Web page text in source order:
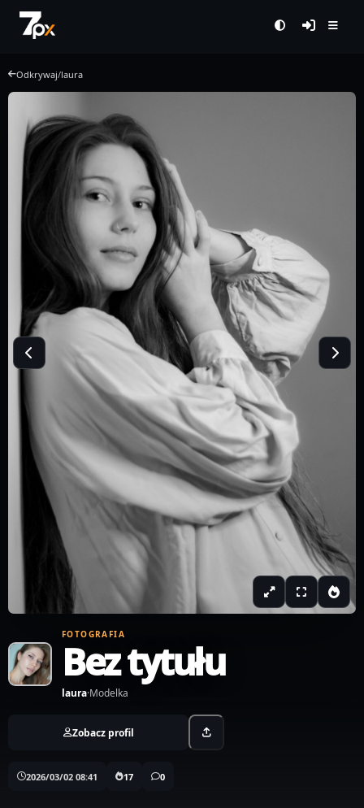
Odkrywaj/laura
FOTOGRAFIA
Bez tytułu
laura·Modelka
Zobacz profil
2026/03/02 08:41 17 0